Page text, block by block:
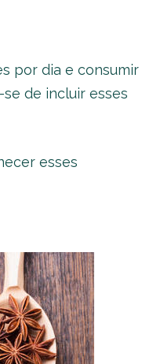
por dia e consumir
de incluir esses
esses